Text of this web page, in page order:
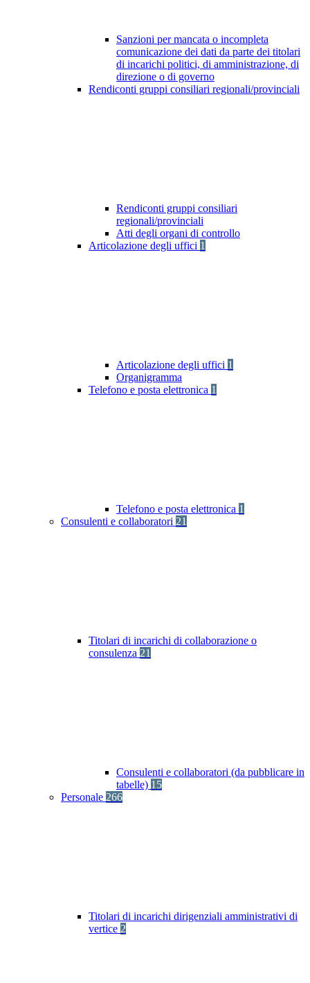
Sanzioni per mancata o incompleta
comunicazione dei dati da parte dei titolari
di incarichi politici, di amministrazione, di
direzione o di governo
Rendiconti gruppi consiliari regionali/provinciali
Rendiconti gruppi consiliari
regionali/provinciali
Atti degli organi di controllo
Articolazione degli uffici 1
Articolazione degli uffici 1
Organigramma
Telefono e posta elettronica 1
Telefono e posta elettronica 1
Consulenti e collaboratori 21
Titolari di incarichi di collaborazione o
consulenza 21
Consulenti e collaboratori (da pubblicare in
tabelle) 15
Personale 266
Titolari di incarichi dirigenziali amministrativi di
vertice 2